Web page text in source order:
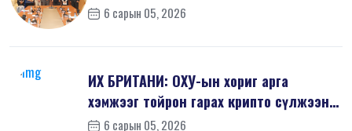
6 сарын 05, 2026
ИХ БРИТАНИ: ОХУ-ын хориг арга
хэмжээг тойрон гарах крипто сүлжээнд
хор...6 сарын 05, 2026